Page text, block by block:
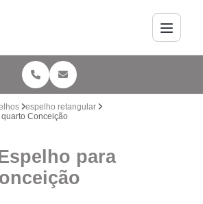
espelho retangular
Conceição
para